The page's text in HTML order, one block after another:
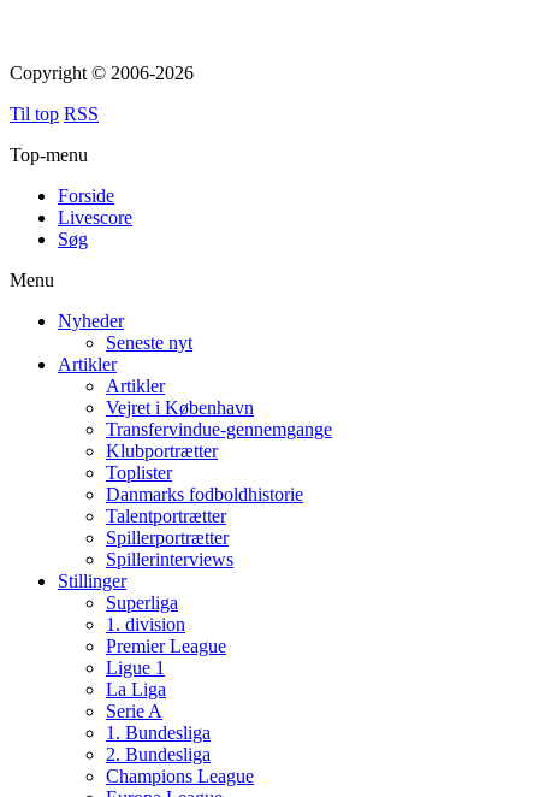
Copyright © 2006-2026
Til top RSS
Top-menu
Forside
Livescore
Søg
Menu
Nyheder
Seneste nyt
Artikler
Artikler
Vejret i København
Transfervindue-gennemgange
Klubportrætter
Toplister
Danmarks fodboldhistorie
Talentportrætter
Spillerportrætter
Spillerinterviews
Stillinger
Superliga
1. division
Premier League
Ligue 1
La Liga
Serie A
1. Bundesliga
2. Bundesliga
Champions League